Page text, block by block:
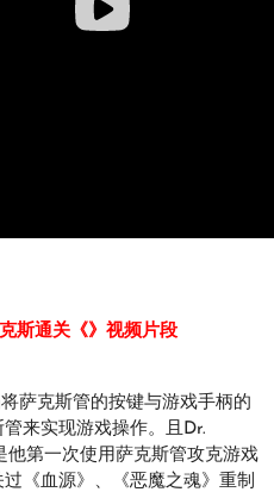
斯通关《》视频片段
萨克斯管的按键与游戏手柄的
来实现游戏操作。且Dr.
他第一次使用萨克斯管攻克游戏
《血源》、《恶魔之魂》重制